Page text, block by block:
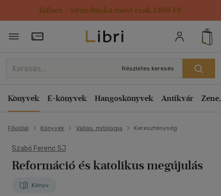
Kulacs / strandtáska most csak 1499 Ft!
Törzsvásárlói Kártya adatai
Részletes keresés
Könyvek E-könyvek Hangoskönyvek Antikvár
Főoldal Könyvek Vallás, mitológia Kereszténység
Szabó Ferenc SJ
Reformáció és katolikus megújulás
Könyv